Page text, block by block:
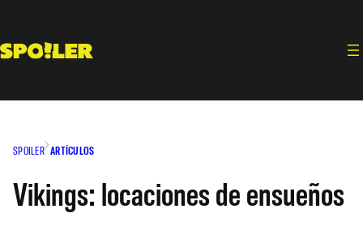
contenido
SPOILER ARTÍCULOS
Vikings: locaciones de ensueños